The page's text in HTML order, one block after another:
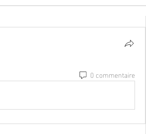
0 commentaire